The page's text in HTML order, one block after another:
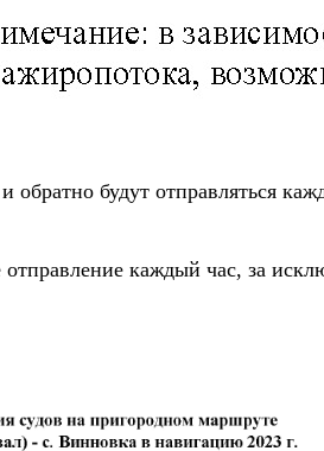
и обратно будут отправляться
каждый час, за